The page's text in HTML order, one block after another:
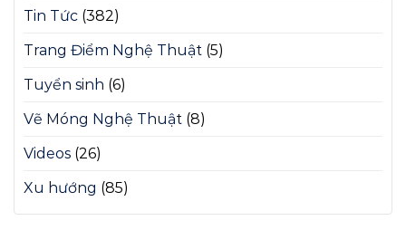
Tin Tức (382)
Trang Điểm Nghệ Thuật (5)
Tuyển sinh (6)
Vẽ Móng Nghệ Thuật (8)
Videos (26)
Xu hướng (85)